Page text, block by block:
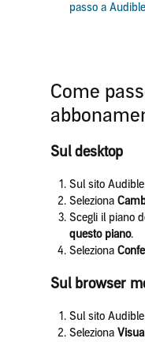
passo a
Come
Sul desktop
Sul sito
Seleziona
Scegli il piano
questo piano.
Seleziona
Sul browser
Sul sito
Seleziona